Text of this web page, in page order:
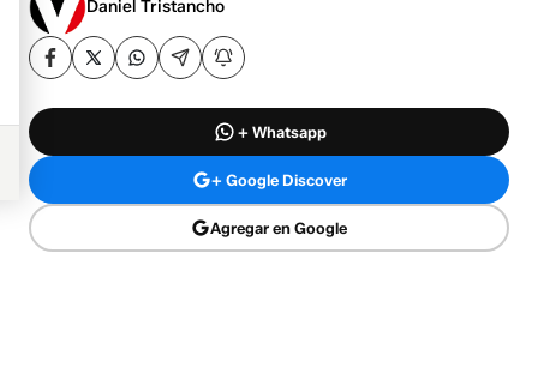
Daniel Tristancho
+ Whatsapp
+ Google Discover
Agregar en Google